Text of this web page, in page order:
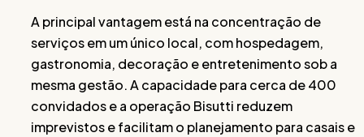
A principal vantagem está na concentração de
serviços em um único local, com hospedagem,
gastronomia, decoração e entretenimento sob a
mesma gestão. A capacidade para cerca de 400
convidados e a operação Bisutti reduzem
imprevistos e facilitam o planejamento para casais e